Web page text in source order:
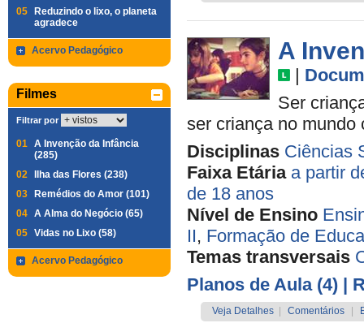
05
Reduzindo o lixo, o planeta
agradece
Acervo Pedagógico
Filmes
Filtrar por
01 A Invenção da Infância
(285)
02
Ilha das Flores (238)
03
Remédios do Amor (101)
04 A Alma do Negócio (65)
05 Vidas no Lixo (58)
Acervo Pedagógico
A
|
Ser
ser criança no mundo
Disciplinas Ciências
Faixa Etária a partir
de 18 anos
Nível de Ensino
II, Formação de
Temas transversais
Planos de Aula (4) |
Veja Detalhes Comentários